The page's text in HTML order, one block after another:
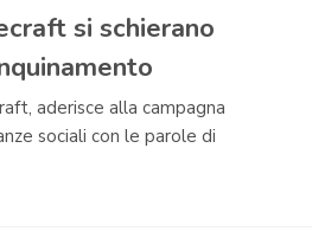
si schierano
aderisce alla campagna
sociali con le parole di